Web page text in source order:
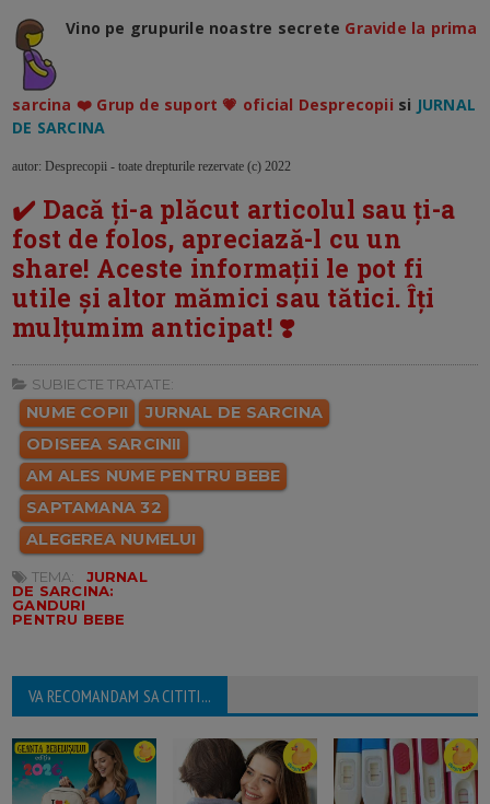
Vino pe grupurile noastre secrete Gravide la prima
sarcina ❤️ Grup de suport 💗 oficial Desprecopii si JURNAL
DE SARCINA
autor: Desprecopii - toate drepturile rezervate (c) 2022
✔️ Dacă ți-a plăcut articolul sau ți-a
fost de folos, apreciază-l cu un
share! Aceste informații le pot fi
utile și altor mămici sau tătici. Îți
mulțumim anticipat! ❣️
SUBIECTE TRATATE:
NUME COPII
JURNAL DE SARCINA
ODISEEA SARCINII
AM ALES NUME PENTRU BEBE
SAPTAMANA 32
ALEGEREA NUMELUI
TEMA:
JURNAL
DE SARCINA:
GANDURI
PENTRU BEBE
VA RECOMANDAM SA CITITI...